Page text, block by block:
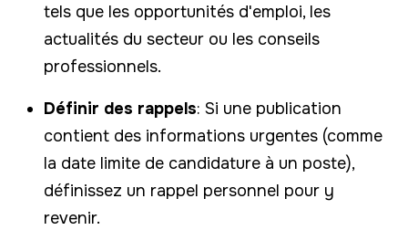
tels que les opportunités d'emploi, les
actualités du secteur ou les conseils
professionnels.
Définir des rappels: Si une publication
contient des informations urgentes (comme
la date limite de candidature à un poste),
définissez un rappel personnel pour y
revenir.